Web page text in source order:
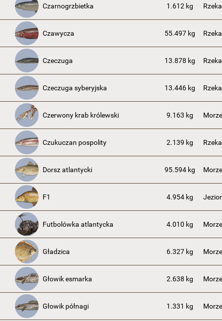
Czarnogrzbietka 1.612 kg
Czawycza 55.497 kg
Czeczuga 13.878 kg
Czeczuga syberyjska 13.446 kg
Czerwony krab królewski 9.163 kg
Czukuczan pospolity 2.139 kg
Dorsz atlantycki 95.594 kg
F1 4.954 kg
Futbolówka atlantycka 4.010 kg
Gładzica 6.327 kg
Głowik esmarka 2.638 kg
Głowik półnagi 1.331 kg